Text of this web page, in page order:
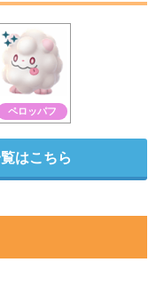
ペロッパフ
はこちら